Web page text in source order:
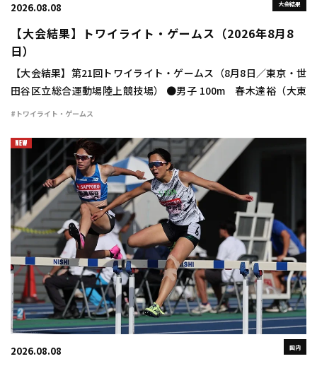
大会結果
2026.08.08
【大会結果】トワイライト・ゲームス（2026年8月8
日）
【大会結果】第21回トワイライト・ゲームス（8月8日／東京・世
田谷区立総合運動場陸上競技場） ●男子 100m 春木達裕（大東
大） 10秒24（＋1.8） 400m 豊田兼（トヨタ自動車） 46秒
#トワイライト・ゲームス
国内
2026.08.08